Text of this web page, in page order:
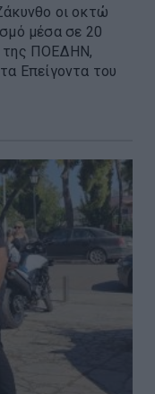
οι οκτώ
μέσα σε 20
της ΠΟΕΔΗΝ,
Επείγοντα του